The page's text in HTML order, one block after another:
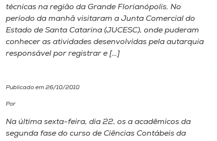
Internacionalização
I.nova
Cultura
CPA
técnicas na região da Grande Florianópolis. No
período da manhã visitaram a Junta Comercial do
Estado de Santa Catarina (JUCESC), onde puderam
conhecer as atividades desenvolvidas pela autarquia
responsável por registrar e […]
Publicado em 26/10/2010
Por
Na última sexta-feira, dia 22, os a acadêmicos da
segunda fase do curso de Ciências Contábeis da